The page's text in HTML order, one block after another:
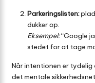
Parkeringslisten:
dukker op.
Eksempel:“Google
stedet for at tage
Når intentionen er
det mentale